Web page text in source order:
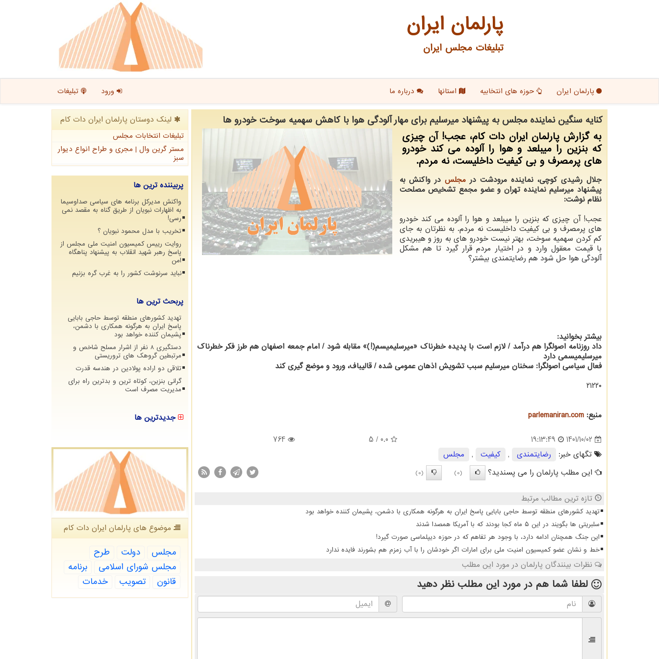
پارلمان ایران
تبلیغات مجلس ایران
پارلمان ایران حوزه های انتخابیه استانها درباره ما ورود تبلیغات
کنایه سنگین نماینده مجلس به پیشنهاد میرسلیم برای مهار آلودگی هوا با کاهش سهمیه سوخت خودرو ها
به گزارش پارلمان ایران دات کام، عجب! آن چیزی
که بنزین را میبلعد و هوا را آلوده می کند خودرو
های پرمصرف و بی کیفیت داخلیست، نه مردم.
جلال رشیدی کوچی، نماینده مرودشت در مجلسدر واکنش به
پیشنهاد میرسلیم نماینده تهران و عضو مجمع تشخیص مصلحت
نظام نوشت:
عجب! آن چیزی که بنزین را میبلعد و هوا را آلوده می کند خودرو
های پرمصرف و بی کیفیت داخلیست نه مردم. به نظرتان به جای
کم کردن سهمیه سوخت، بهتر نیست خودرو های به روز و هیبریدی
با قیمت معقول وارد و در اختیار مردم قرار گیرد تا هم مشکل
آلودگی هوا حل شود هم رضایتمندی بیشتر؟
بیشتر بخوانید:
داد روزنامه اصولگرا هم درآمد / لازم است با پدیده خطرناک «میرسلیمیسم(!)» مقابله شود / امام جمعه اصفهان هم طرز فکر خطرناک
میرسلیمیسمی دارد
فعال سیاسی اصولگرا: سخنان میرسلیم سبب تشویش اذهان عمومی شده / قالیباف، ورود و موضع گیری کند
۲۱۲۲۰
منبع: parlemaniran.com
1401/10/02
19:13:49
0.0
/ 5
764
تگهای خبر:
رضایتمندی , كیفیت ,
مجلس
این مطلب پارلمان را می پسندید؟
(0)
(0)
تازه ترین مطالب مرتبط
تهدید کشورهای منطقه توسط حاجی بابایی پاسخ ایران به هرگونه همکاری با دشمن، پشیمان کننده خواهد بود
سلبریتی ها بگویند در این ۵ ماه کجا بودند که با آمریکا همصدا شدند
این جنگ همچنان ادامه دارد، با وجود هر تفاهم که در حوزه دیپلماسی صورت گیرد!
خط و نشان عضو کمیسیون امنیت ملی برای امارات اگر خودشان را با آب زمزم هم بشورند فایده ندارد
نظرات بینندگان پارلمان در مورد این مطلب
لطفا شما هم در مورد این مطلب نظر دهید
لینک دوستان پارلمان ایران دات كام
تبلیغات انتخابات مجلس
مستر گرین وال | مجری و طراح انواع دیوار
سبز
پربیننده ترین ها
واکنش مدیرکل برنامه های سیاسی صداوسیما
به اظهارات نبویان از طریق گناه به مقصد نمی
رسی!
تخریب با مدل محمود نبویان ؟
روایت رییس کمیسیون امنیت ملی مجلس از
پاسخ رهبر شهید انقلاب به پیشنهاد پناهگاه
امن
نباید سرنوشت کشور را به غرب گره بزنیم
پربحث ترین ها
تهدید کشورهای منطقه توسط حاجی بابایی
پاسخ ایران به هرگونه همکاری با دشمن،
پشیمان کننده خواهد بود
دستگیری 8 نفر از اشرار مسلح شاخص و
مرتبطین گروهک های تروریستی
تلاقی دو اراده پولادین در هندسه قدرت
گرانی بنزین، کوتاه ترین و بدترین راه برای
مدیریت مصرف است
جدیدترین ها
موضوع های پارلمان ایران دات كام
مجلس دولت
طرح
مجلس شورای اسلامی
برنامه
قانون
تصویب خدمات